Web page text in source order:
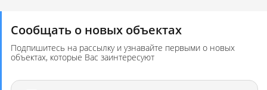
Сообщать о новых объектах
Подпишитесь на рассылку и узнавайте первыми о новых
объектах, которые Вас заинтересуют